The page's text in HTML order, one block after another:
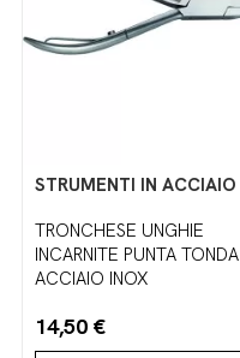
STRUMENTI IN ACCIAIO
TRONCHESE UNGHIE
INCARNITE PUNTA TONDA
ACCIAIO INOX
14,50 €